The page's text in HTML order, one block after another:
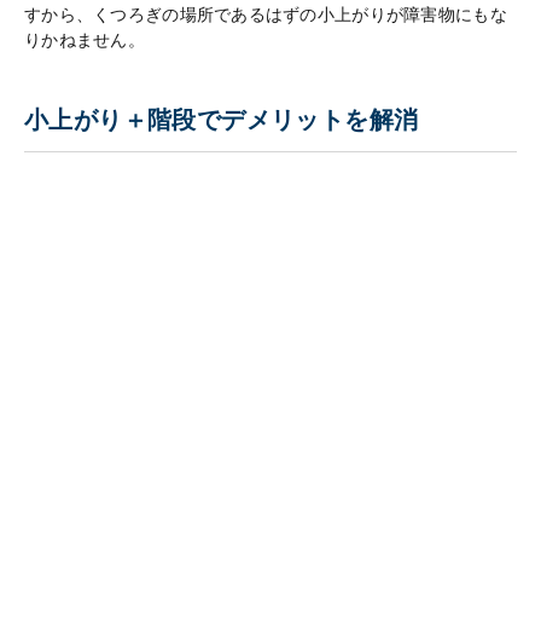
すから、くつろぎの場所であるはずの小上がりが障害物にもな
りかねません。
小上がり＋階段でデメリットを解消